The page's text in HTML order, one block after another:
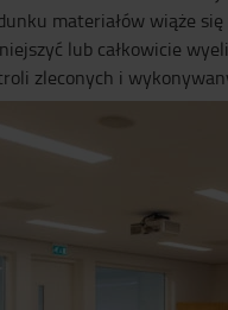
materiałów wiąże
lub całkowicie
zleconych i